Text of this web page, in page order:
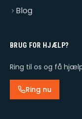
Blog
BRUG FOR HJÆLP?
Ring til os og få
Ring nu